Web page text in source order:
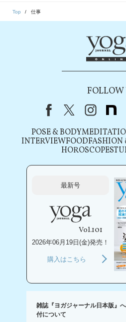
Top 仕事
FOLLOW
FacebookX（旧Twitter
POSE & BODY
INTERVIEWFOODFASHION
HOROSCOPE
最新号
Vol.101
2026年06月19日(金)発売！
購入はこちら
雑誌『ヨガジャーナル日本版』
付について